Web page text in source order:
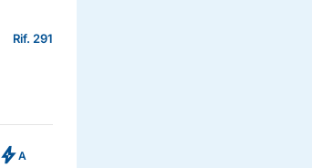
Rif. 291
boltA